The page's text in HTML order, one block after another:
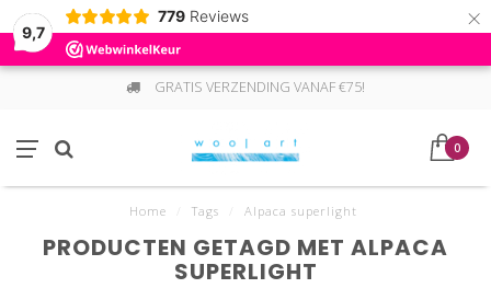
9,7
779 Reviews ×
GRATIS VERZENDING VANAF €75!
0
Home Tags Alpaca superlight
PRODUCTEN GETAGD MET ALPACA
SUPERLIGHT